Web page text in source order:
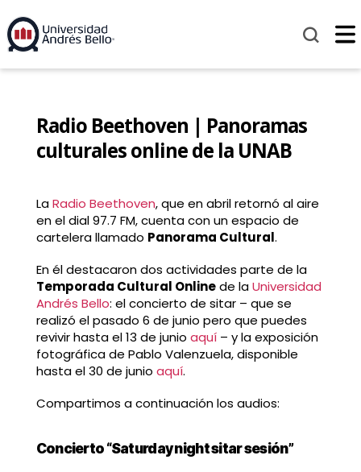
Radio Beethoven | Panoramas
culturales online de la UNAB
LaRadio Beethoven, que en abril retornó al aire
en el dial 97.7 FM, cuenta con un espacio de
cartelera llamado Panorama Cultural.
En él destacaron dos actividades parte de la
Temporada Cultural Onlinede laUniversidad
Andrés Bello: el concierto de sitar – que se
realizó el pasado 6 de junio pero que puedes
revivir hasta el 13 de junio aquí– y la exposición
fotográfica de Pablo Valenzuela, disponible
hasta el 30 de junio aquí.
Compartimos a continuación los audios:
Concierto “Saturday night sitar sesión”